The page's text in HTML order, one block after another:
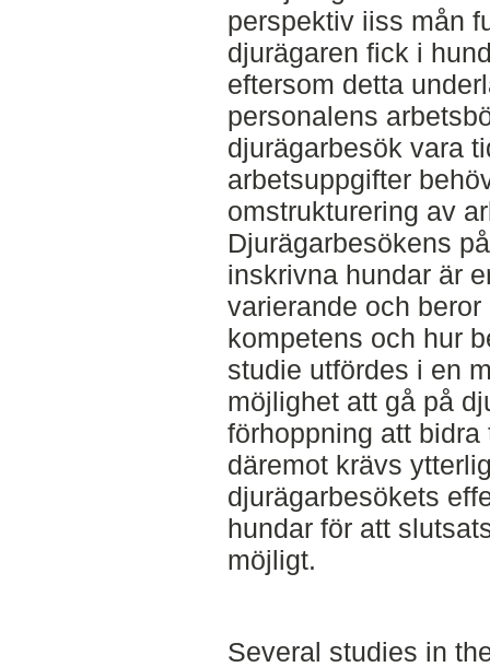
perspektiv iiss mån
djurägaren fick i
eftersom detta
personalens
djurägarbesök vara
arbetsuppgifter
omstrukturering av
Djurägarbesökens
inskrivna hundar är
varierande och
kompetens och hur
studie utfördes i en
möjlighet att gå på
förhoppning att
däremot krävs
djurägarbesökets
hundar för att
möjligt.
Several studies in